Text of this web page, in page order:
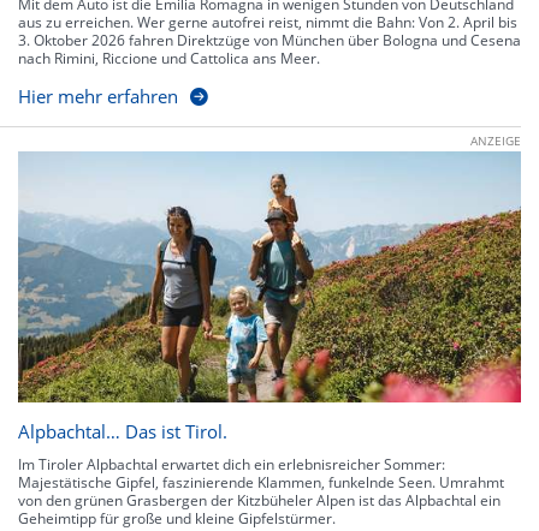
Mit dem Auto ist die Emilia Romagna in wenigen Stunden von Deutschland
aus zu erreichen. Wer gerne autofrei reist, nimmt die Bahn: Von 2. April bis
3. Oktober 2026 fahren Direktzüge von München über Bologna und Cesena
nach Rimini, Riccione und Cattolica ans Meer.
Hier mehr erfahren
ANZEIGE
Alpbachtal… Das ist Tirol.
Im Tiroler Alpbachtal erwartet dich ein erlebnisreicher Sommer:
Majestätische Gipfel, faszinierende Klammen, funkelnde Seen. Umrahmt
von den grünen Grasbergen der Kitzbüheler Alpen ist das Alpbachtal ein
Geheimtipp für große und kleine Gipfelstürmer.